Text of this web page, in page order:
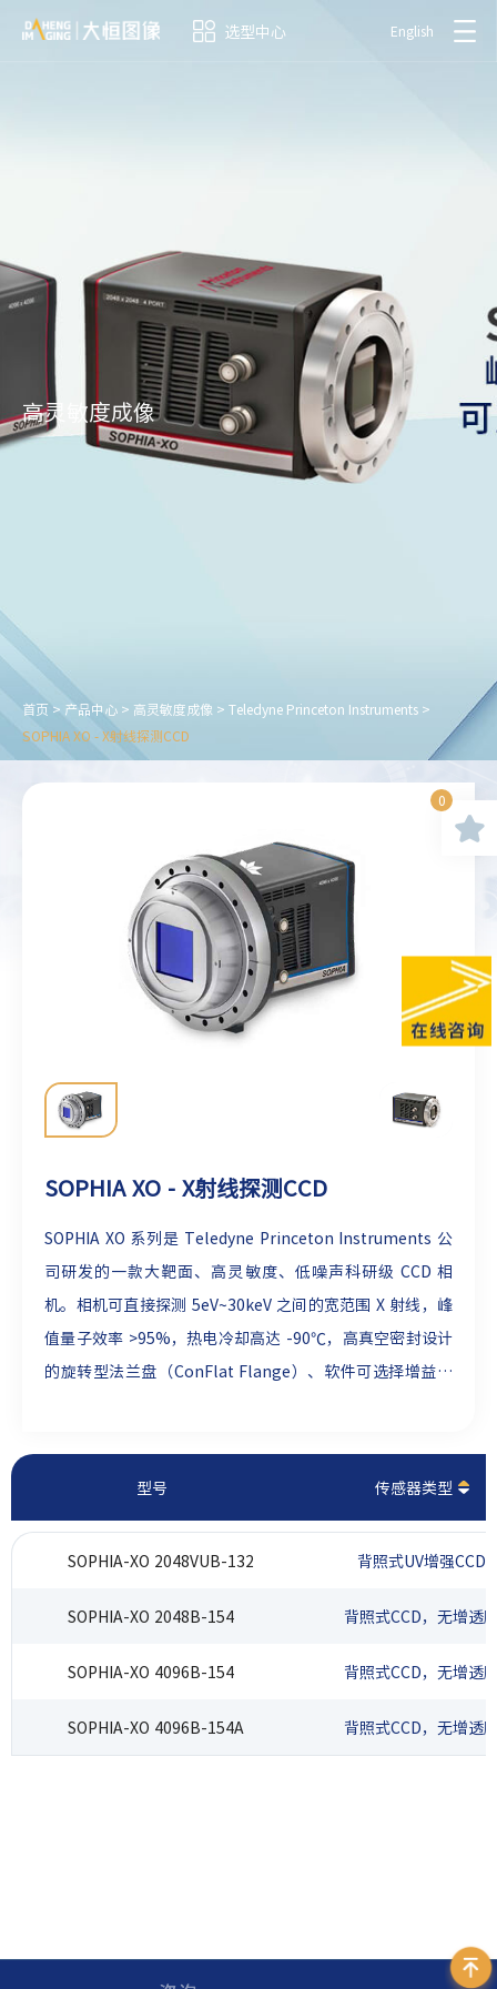
选型中心 English
高灵敏度成像
首页 > 产品中心 > 高灵敏度成像 > Teledyne Princeton Instruments >
SOPHIA XO - X射线探测CCD
SOPHIA XO - X射线探测CCD
SOPHIA XO 系列是 Teledyne Princeton Instruments 公
司研发的一款大靶面、高灵敏度、低噪声科研级 CCD 相
机。相机可直接探测 5eV~30keV 之间的宽范围 X 射线，峰
值量子效率 >95%，热电冷却高达 -90℃，高真空密封设计
的旋转型法兰盘（ConFlat Flange）、软件可选择增益和
型号 传感器类型
SOPHIA-XO 2048VUB-132 背照式UV增强CCD
SOPHIA-XO 2048B-154 背照式CCD，无增透
SOPHIA-XO 4096B-154 背照式CCD，无增透
SOPHIA-XO 4096B-154A 背照式CCD，无增透
0